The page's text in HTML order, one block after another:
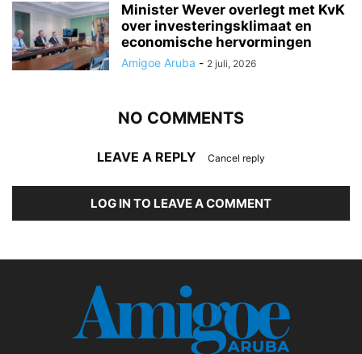
Minister Wever overlegt met KvK
over investeringsklimaat en
economische hervormingen
Amigoe Aruba - 2 juli, 2026
NO COMMENTS
LEAVE A REPLY Cancel reply
LOG IN TO LEAVE A COMMENT